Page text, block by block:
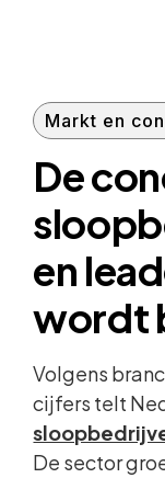
Markt en
De
en
wordt
Volgens
cijfers telt
De sector